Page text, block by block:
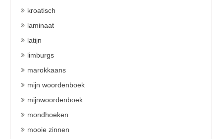
kroatisch
laminaat
latijn
limburgs
marokkaans
mijn woordenboek
mijnwoordenboek
mondhoeken
mooie zinnen